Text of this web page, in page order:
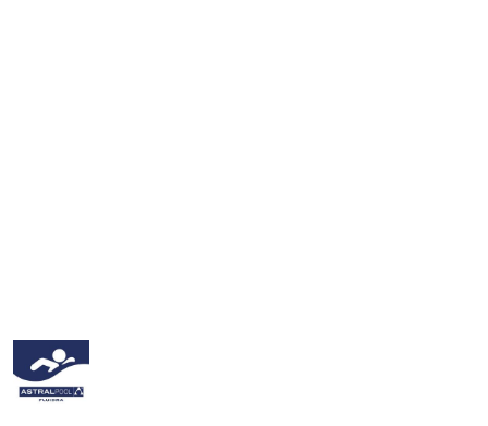
ASTRALPOOL-
LOGO_200X200